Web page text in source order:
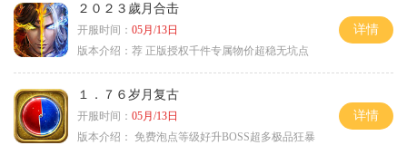
２０２３歲月合击
开服时间： 05月/13日
版本介绍： 荐 正版授权千件专属物价超稳无坑点
详情
１．７６岁月复古
开服时间： 05月/13日
版本介绍： 免费泡点等级好升BOSS超多极品狂暴
详情